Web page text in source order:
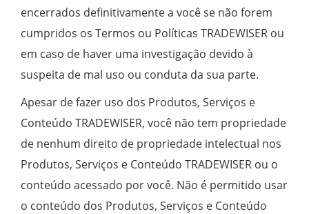
encerrados definitivamente a você se não forem
cumpridos os Termos ou Políticas TRADEWISER ou
em caso de haver uma investigação devido à
suspeita de mal uso ou conduta da sua parte.
Apesar de fazer uso dos Produtos, Serviços e
Conteúdo TRADEWISER, você não tem propriedade
de nenhum direito de propriedade intelectual nos
Produtos, Serviços e Conteúdo TRADEWISER ou o
conteúdo acessado por você. Não é permitido usar
o conteúdo dos Produtos, Serviços e Conteúdo